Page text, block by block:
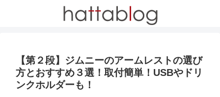
【第２段】ジムニーのアームレストの選び
方とおすすめ３選！取付簡単！USBやドリ
ンクホルダーも！